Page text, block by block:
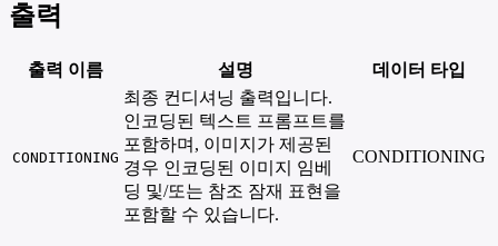
출력
출력 이름 설명 데이터 타입
CONDITIONING
최종 컨디셔닝 출력입니다.
인코딩된 텍스트 프롬프트를
포함하며, 이미지가 제공된
경우 인코딩된 이미지 임베
딩 및/또는 참조 잠재 표현을
포함할 수 있습니다.
CONDITIONING